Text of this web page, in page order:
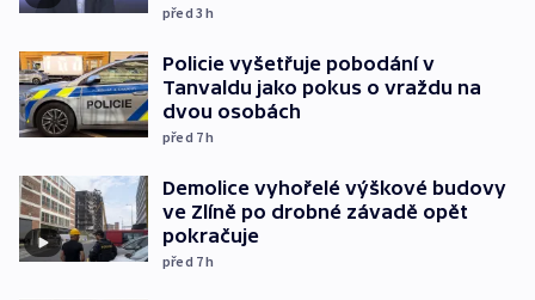
před 3h
Policie vyšetřuje pobodání v
Tanvaldu jako pokus o vraždu na
dvou osobách
před 7h
Demolice vyhořelé výškové budovy
ve Zlíně po drobné závadě opět
pokračuje
před 7h